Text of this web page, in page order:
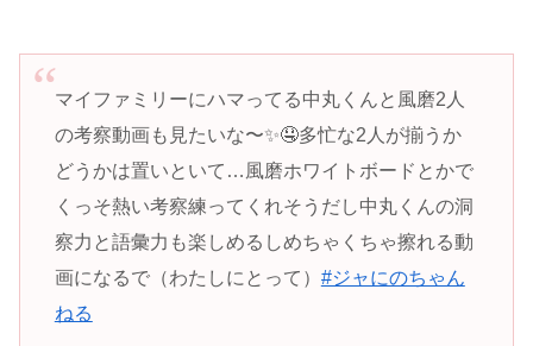
マイファミリーにハマってる中丸くんと風磨2人
の考察動画も見たいな〜✨🤤多忙な2人が揃うか
どうかは置いといて…風磨ホワイトボードとかで
くっそ熱い考察練ってくれそうだし中丸くんの洞
察力と語彙力も楽しめるしめちゃくちゃ擦れる動
画になるで（わたしにとって） #ジャにのちゃん
ねる